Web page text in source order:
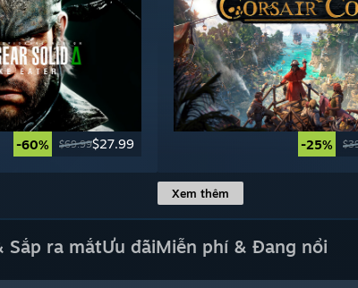
-60% $69.99$27.99 -25%
Xem thêm
Sắp ra mắtƯu đãiMiễn phí & Đang nổi